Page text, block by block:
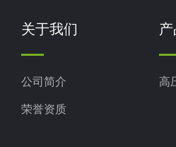
关于我们
公司简介
荣誉资质
高